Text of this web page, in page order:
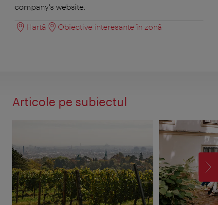
company's website.
Hartă Obiective interesante în zonă
Articole pe subiectul